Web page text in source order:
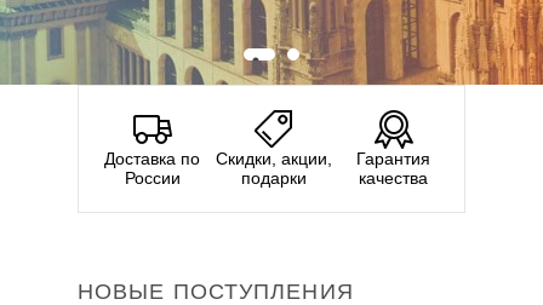
Доставка по
России
Скидки, акции,
подарки
Гарантия
качества
НОВЫЕ ПОСТУПЛЕНИЯ